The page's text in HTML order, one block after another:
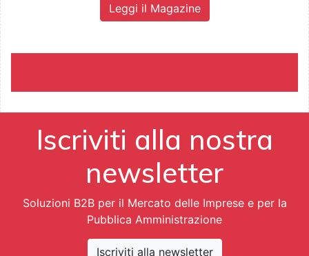
Leggi il Magazine
Iscriviti alla nostra
newsletter
Soluzioni B2B per il Mercato delle Imprese e per la
Pubblica Amministrazione
Iscriviti alla newsletter